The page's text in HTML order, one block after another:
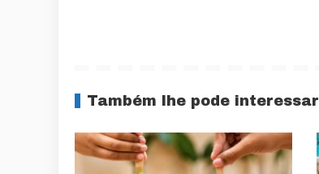
Também lhe pode interessar